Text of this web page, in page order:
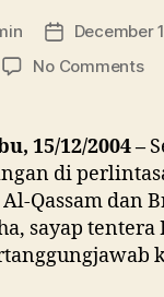
Post
date
December
No Commentson
4
15/12/2004 –
di
Qassam dan
sayap tentera